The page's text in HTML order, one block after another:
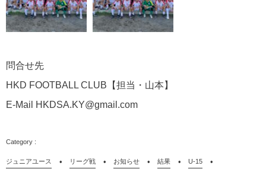
問合せ先
HKD FOOTBALL CLUB 【担当・山本】
E-Mail HKDSA.KY@gmail.com
ジュニアユース リーグ戦 お知らせ 結果 U-15